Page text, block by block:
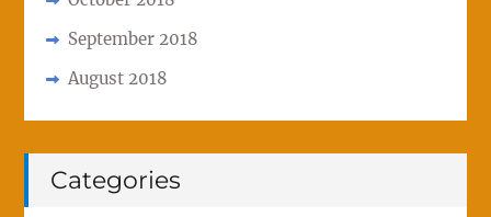
September 2018
August 2018
Categories